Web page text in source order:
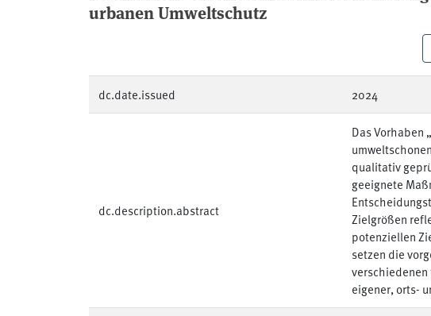
urbanen Umweltschutz
dc.date.issued 2024
dc.description.abstract
Das Vorhaben
qualitativ
geeignete
Zielgrößen
potenziellen
setzen die
eigener, orts-